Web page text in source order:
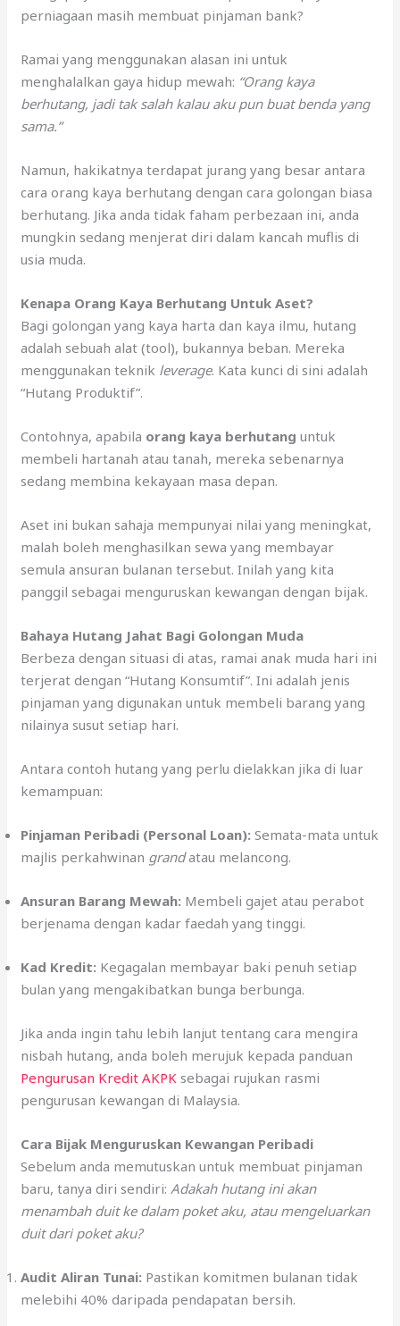
perniagaan masih membuat pinjaman bank?
Ramai yang menggunakan alasan ini untuk
menghalalkan gaya hidup mewah: “Orang kaya
berhutang, jadi tak salah kalau aku pun buat benda yang
sama.”
Namun, hakikatnya terdapat jurang yang besar antara
cara orang kaya berhutang dengan cara golongan biasa
berhutang. Jika anda tidak faham perbezaan ini, anda
mungkin sedang menjerat diri dalam kancah muflis di
usia muda.
Kenapa Orang Kaya Berhutang Untuk Aset?
Bagi golongan yang kaya harta dan kaya ilmu, hutang
adalah sebuah alat (tool), bukannya beban. Mereka
menggunakan teknik leverage. Kata kunci di sini adalah
“Hutang Produktif”.
Contohnya, apabila orang kaya berhutang untuk
membeli hartanah atau tanah, mereka sebenarnya
sedang membina kekayaan masa depan.
Aset ini bukan sahaja mempunyai nilai yang meningkat,
malah boleh menghasilkan sewa yang membayar
semula ansuran bulanan tersebut. Inilah yang kita
panggil sebagai menguruskan kewangan dengan bijak.
Bahaya Hutang Jahat Bagi Golongan Muda
Berbeza dengan situasi di atas, ramai anak muda hari ini
terjerat dengan “Hutang Konsumtif”. Ini adalah jenis
pinjaman yang digunakan untuk membeli barang yang
nilainya susut setiap hari.
Antara contoh hutang yang perlu dielakkan jika di luar
kemampuan:
Pinjaman Peribadi (Personal Loan): Semata-mata untuk
majlis perkahwinan grandatau melancong.
Ansuran Barang Mewah: Membeli gajet atau perabot
berjenama dengan kadar faedah yang tinggi.
Kad Kredit: Kegagalan membayar baki penuh setiap
bulan yang mengakibatkan bunga berbunga.
Jika anda ingin tahu lebih lanjut tentang cara mengira
nisbah hutang, anda boleh merujuk kepada panduan
Pengurusan Kredit AKPK sebagai rujukan rasmi
pengurusan kewangan di Malaysia.
Cara Bijak Menguruskan Kewangan Peribadi
Sebelum anda memutuskan untuk membuat pinjaman
baru, tanya diri sendiri: Adakah hutang ini akan
menambah duit ke dalam poket aku, atau mengeluarkan
duit dari poket aku?
Audit Aliran Tunai: Pastikan komitmen bulanan tidak
melebihi 40% daripada pendapatan bersih.